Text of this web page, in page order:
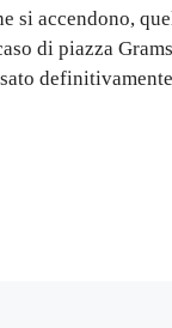
si accendono,
di piazza